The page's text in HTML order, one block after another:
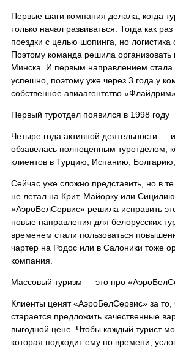
Первые шаги компания делала, когда
только начал развиваться. Тогда как
поездки с целью шопинга, но логистика
Поэтому команда решила
Минска. И первым направлением
успешно, поэтому уже через 3 года у
собственное авиаагентство
Первый туротдел появился в 1998 году
Четыре года активной деятельности —
обзавелась полноценным туротделом,
клиентов в Турцию, Испанию,
Сейчас уже сложно представить, но в
не летал на Крит, Майорку или
«АэроБелСервис» решила исправить
новые направления для белорусских
временем стали пользоваться
чартер на Родос или в Салоники тоже
компания.
Массовый туризм — это про
Клиенты ценят «АэроБелСервис» за то,
старается предложить качественные
выгодной цене. Чтобы каждый турист
которая подходит ему по времени,